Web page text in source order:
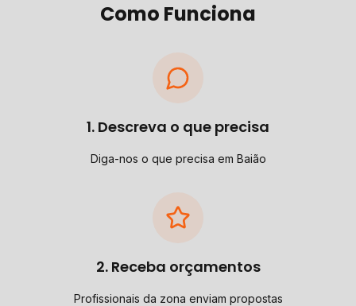
Como Funciona
1. Descreva o que precisa
Diga-nos o que precisa em Baião
2. Receba orçamentos
Profissionais da zona enviam propostas